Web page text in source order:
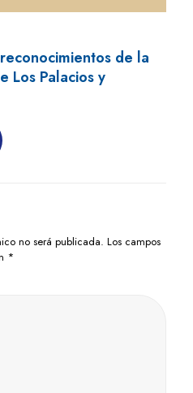
de la
Los Palacios y
no será publicada. Los campos
*